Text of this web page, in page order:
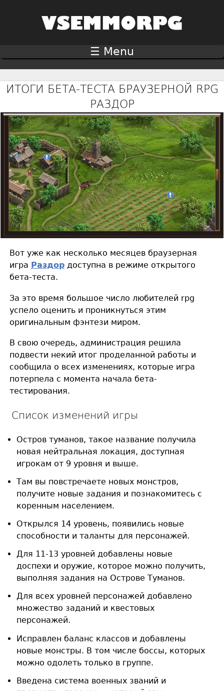
ИТОГИ БЕТА-ТЕСТА БРАУЗЕРНОЙ RPG
РАЗДОР
Вот уже как несколько месяцев браузерная
игра Раздордоступна в режиме открытого
бета-теста.
За это время большое число любителей rpg
успело оценить и проникнуться этим
оригинальным фэнтези миром.
В свою очередь, администрация решила
подвести некий итог проделанной работы и
сообщила о всех изменениях, которые игра
потерпела с момента начала бета-
тестирования.
Список изменений игры
Остров туманов, такое название получила
новая нейтральная локация, доступная
игрокам от 9 уровня и выше.
Там вы повстречаете новых монстров,
получите новые задания и познакомитесь с
коренным населением.
Открылся 14 уровень, появились новые
способности и таланты для персонажей.
Для 11-13 уровней добавлены новые
доспехи и оружие, которое можно получить,
выполняя задания на Острове Туманов.
Для всех уровней персонажей добавлено
множество заданий и квестовых
персонажей.
Исправлен баланс классов и добавлены
новые монстры. В том числе боссы, которых
можно одолеть только в группе.
Введена система военных званий и
☰ Menu